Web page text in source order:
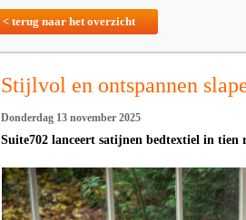
< terug naar het overzicht
Stijlvol en ontspannen
Donderdag 13 november 2025
Suite702 lanceert satijnen bedtextiel in